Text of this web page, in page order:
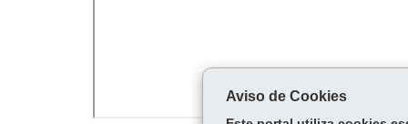
Aviso de Cookies